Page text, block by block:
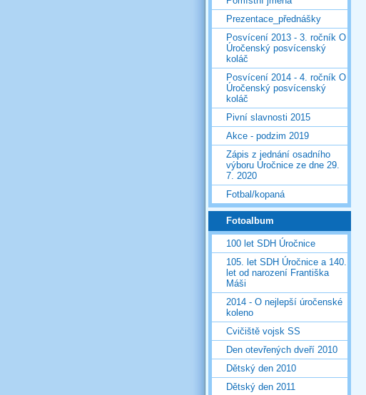
Prezentace_přednášky
Posvícení 2013 - 3. ročník O
Úročenský posvícenský
koláč
Posvícení 2014 - 4. ročník O
Úročenský posvícenský
koláč
Pivní slavnosti 2015
Akce - podzim 2019
Zápis z jednání osadního
výboru Úročnice ze dne 29.
7. 2020
Fotbal/kopaná
Fotoalbum
100 let SDH Úročnice
105. let SDH Úročnice a 140.
let od narození Františka
Máši
2014 - O nejlepší úročenské
koleno
Cvičiště vojsk SS
Den otevřených dveří 2010
Dětský den 2010
Dětský den 2011